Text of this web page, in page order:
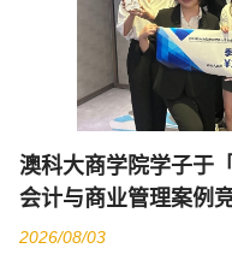
澳科大商学院学子于
会计与商业管理案例
2026/08/03